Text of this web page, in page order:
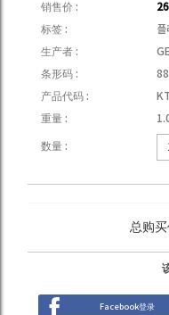
销售价 :
标签 :
플
生产者 :
条形码 :
产品代码 :
重量 :
数量 :
总购
Facebook登录